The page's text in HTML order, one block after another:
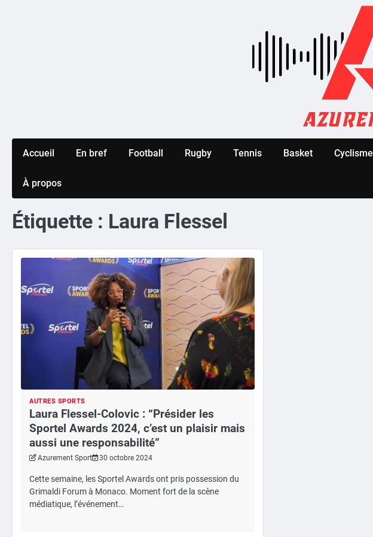
Accueil En bref Football Rugby Tennis Basket Cyclisme
À propos
Étiquette : Laura Flessel
AUTRES SPORTS
Laura Flessel-Colovic : “Présider les
Sportel Awards 2024, c’est un plaisir mais
aussi une responsabilité”
Azurement Sport 30 octobre 2024
Cette semaine, les Sportel Awards ont pris possession du
Grimaldi Forum à Monaco. Moment fort de la scène
médiatique, l’événement…